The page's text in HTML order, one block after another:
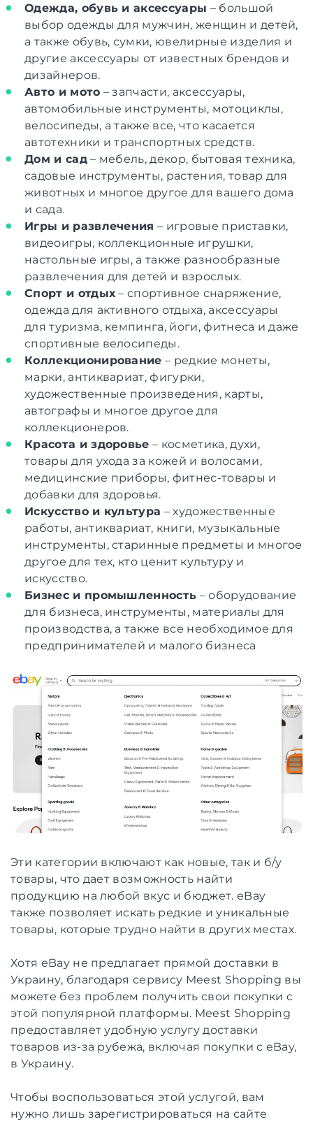
Одежда, обувь и аксессуары – большой
выбор одежды для мужчин, женщин и детей,
а также обувь, сумки, ювелирные изделия и
другие аксессуары от известных брендов и
дизайнеров.
Авто и мото – запчасти, аксессуары,
автомобильные инструменты, мотоциклы,
велосипеды, а также все, что касается
автотехники и транспортных средств.
Дом и сад– мебель, декор, бытовая техника,
садовые инструменты, растения, товар для
животных и многое другое для вашего дома
и сада.
Игры и развлечения – игровые приставки,
видеоигры, коллекционные игрушки,
настольные игры, а также разнообразные
развлечения для детей и взрослых.
Спорт и отдых – спортивное снаряжение,
одежда для активного отдыха, аксессуары
для туризма, кемпинга, йоги, фитнеса и даже
спортивные велосипеды.
Коллекционирование – редкие монеты,
марки, антиквариат, фигурки,
художественные произведения, карты,
автографы и многое другое для
коллекционеров.
Красота и здоровье – косметика, духи,
товары для ухода за кожей и волосами,
медицинские приборы, фитнес-товары и
добавки для здоровья.
Искусство и культура – художественные
работы, антиквариат, книги, музыкальные
инструменты, старинные предметы и многое
другое для тех, кто ценит культуру и
искусство.
Бизнес и промышленность – оборудование
для бизнеса, инструменты, материалы для
производства, а также все необходимое для
предпринимателей и малого бизнеса
Эти категории включают как новые, так и б/у
товары, что дает возможность найти
продукцию на любой вкус и бюджет. eBay
также позволяет искать редкие и уникальные
товары, которые трудно найти в других местах.
Хотя eBay не предлагает прямой доставки в
Украину, благодаря сервису Meest Shopping вы
можете без проблем получить свои покупки с
этой популярной платформы. Meest Shopping
предоставляет удобную услугу доставки
товаров из-за рубежа, включая покупки с eBay,
в Украину.
Чтобы воспользоваться этой услугой, вам
нужно лишь зарегистрироваться на сайте